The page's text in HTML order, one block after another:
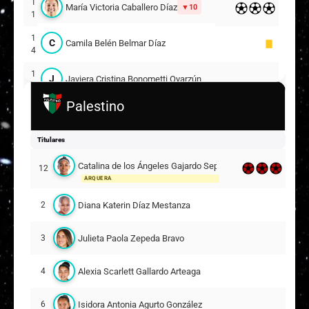
1
María Victoria Caballero Díaz 10
1
4
C Camila Belén Belmar Díaz
1
J Javiera Cristina Bonometti Oyarzún
M Martina Antonia Contreras Morales
Suplentes
V Valentina Alejandra Monroy Vega
F Francisca Katerin Romero Vásquez
8
Polette Aileen Fabres Alvarado
Palestino
Titulares
12 Catalina de los Ángeles Gajardo Sepúlveda
ARQUERA
2 Diana Katerin Díaz Mestanza
3 Julieta Paola Zepeda Bravo
4 Alexia Scarlett Gallardo Arteaga
6 Isidora Antonia Agurto González